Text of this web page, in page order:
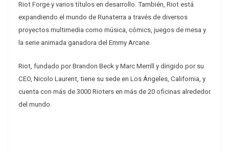
Riot Forge y varios títulos en desarrollo. También, Riot está
expandiendo el mundo de Runaterra a través de diversos
proyectos multimedia como música, cómics, juegos de mesa y
la serie animada ganadora del Emmy Arcane.
Riot, fundado por Brandon Beck y Marc Merrill y dirigido por su
CEO, Nicolo Laurent, tiene su sede en Los Ángeles, California, y
cuenta con más de 3000 Rioters en más de 20 oficinas alrededor
del mundo.